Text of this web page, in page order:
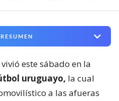
este sábado en la
uruguayo, la cual
a las afueras